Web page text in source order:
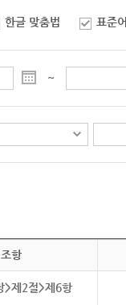
한글 맞춤법 표준
~
조항
>제2절>제6항